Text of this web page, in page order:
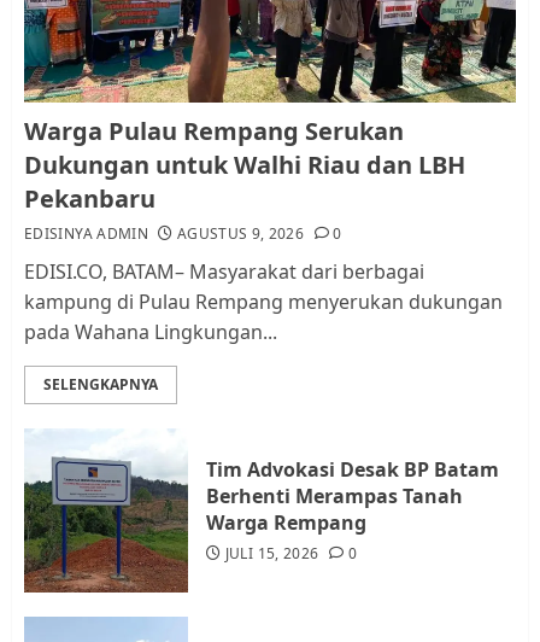
1
AGUSTUS 9, 2026 0
2
Pemko Batam Tegaskan RT dan
RW bukan Petugas Pendataan
dan Pemungutan Pajak
3
Kader Pajak jadi Penghubung
Pemerintah dan Masyarakat di
4
Datangi Pemko Batam, Warga
Rempang Protes Lahan Mereka
Diambil untuk Sekolah Rakyat
Warga Pulau Rempang Serukan
Dukungan untuk Walhi Riau dan LBH
Pekanbaru
EDISINYA ADMIN AGUSTUS 9, 2026 0
EDISI.CO, BATAM– Masyarakat dari berbagai
kampung di Pulau Rempang menyerukan dukungan
pada Wahana Lingkungan...
SELENGKAPNYA
Tim Advokasi Desak BP Batam
Berhenti Merampas Tanah
Warga Rempang
JULI 15, 2026 0